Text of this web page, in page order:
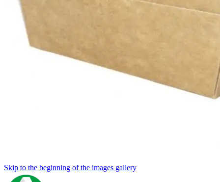
Skip to the beginning of the images gallery